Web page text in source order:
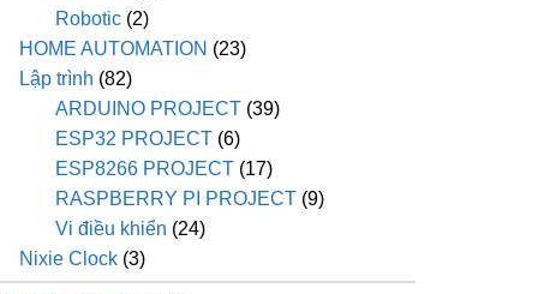
Robotic (2)
HOME AUTOMATION (23)
Lập trình (82)
ARDUINO PROJECT (39)
ESP32 PROJECT (6)
ESP8266 PROJECT (17)
RASPBERRY PI PROJECT (9)
Vi điều khiển (24)
Nixie Clock (3)